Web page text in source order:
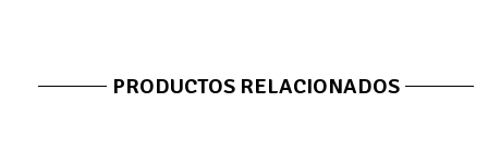
PRODUCTOS RELACIONADOS